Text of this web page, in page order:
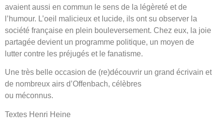
avaient aussi en commun le sens de la légèreté et de
l’humour. L’oeil malicieux et lucide, ils ont su observer la
société française en plein bouleversement. Chez eux, la joie
partagée devient un programme politique, un moyen de
lutter contre les préjugés et le fanatisme.
Une très belle occasion de (re)découvrir un grand écrivain et
de nombreux airs d’Offenbach, célèbres
ou méconnus.
Textes Henri Heine